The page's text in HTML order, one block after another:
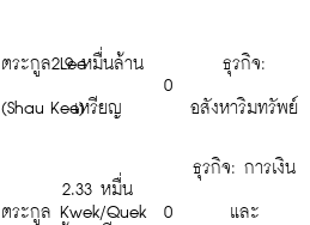
ตระกูล Lee
(Shau Kee)
2.9 หมื่นล้าน
เหรียญ
0
ธุรกิจ:
อสังหาริมทรัพย์
ตระกูล Kwek/Quek
2.33 หมื่น
0
ธุรกิจ: การเงิน
และ